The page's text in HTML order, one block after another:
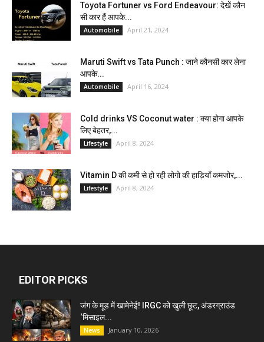
Toyota Fortuner vs Ford Endeavour: देखें कौन
सी कार हैं आपके...
Automobile April 21, 2024
Maruti Swift vs Tata Punch : जाने कौनसी कार लेना
आपके...
Automobile April 16, 2024
Cold drinks VS Coconut water : क्या होगा आपके
लिए बेहतर,...
Lifestyle April 8, 2024
Vitamin D की कमी से हो रही लोगो की हाड़ियाँ कमजोर,...
Lifestyle April 8, 2024
EDITOR PICKS
जंग के मूड में खामेनेई! IRGC को खुली छूट, अंडरग्राउंड
‘मिसाइल...
News January 10, 2026